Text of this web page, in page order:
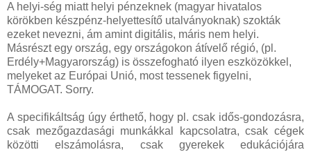
A helyi-ség miatt helyi pénzeknek (magyar hivatalos
körökben készpénz-helyettesítő utalványoknak) szokták
ezeket nevezni, ám amint digitális, máris nem helyi.
Másrészt egy ország, egy országokon átívelő régió, (pl.
Erdély+Magyarország) is összefogható ilyen eszközökkel,
melyeket az Európai Unió, most tessenek figyelni,
TÁMOGAT. Sorry.
A specifikáltság úgy érthető, hogy pl. csak idős-gondozásra,
csak mezőgazdasági munkákkal kapcsolatra, csak cégek
közötti elszámolásra, csak gyerekek edukációjára